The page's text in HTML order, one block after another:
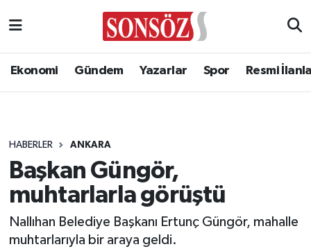
Ekonomi Gündem Yazarlar Spor Resmi
HABERLER ANKARA
Başkan Güngör,
muhtarlarla görüştü
Nallıhan Belediye Başkanı Ertunç Güngör, mahalle
muhtarlarıyla bir araya geldi.